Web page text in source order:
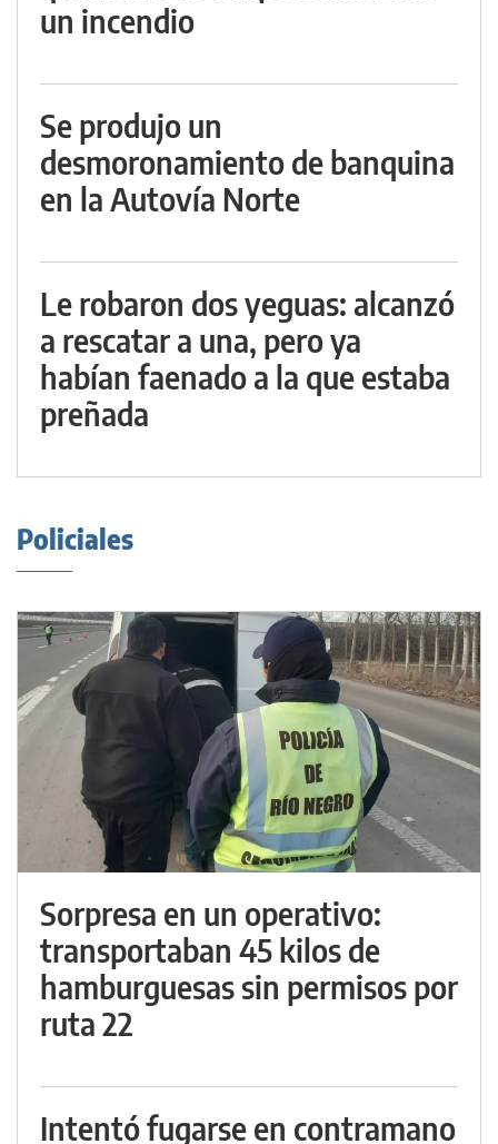
un incendio
Se produjo un
desmoronamiento de banquina
en la Autovía Norte
Le robaron dos yeguas: alcanzó
a rescatar a una, pero ya
habían faenado a la que estaba
preñada
Policiales
Sorpresa en un operativo:
transportaban 45 kilos de
hamburguesas sin permisos por
ruta 22
Intentó fugarse en contramano